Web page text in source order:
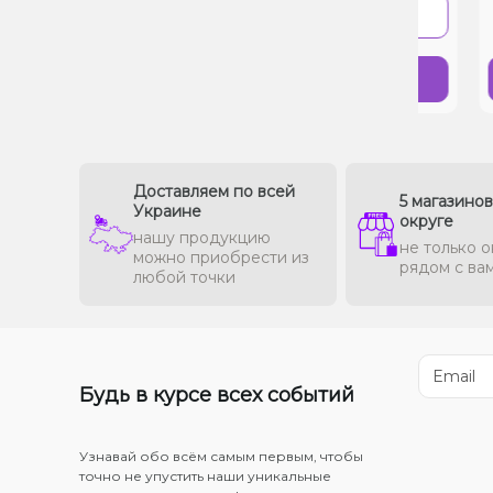
Доставляем по всей
Украине
нашу продукцию
можно приобрести из
любой точки
5
округе
не только
рядом с
Будь в курсе всех событий
Узнавай обо всём самым первым, чтобы
точно не упустить наши уникальные